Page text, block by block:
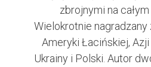
zbrojnymi na
Wielokrotnie nagradzany
Ameryki Łacińskiej,
Ukrainy i Polski. Autor